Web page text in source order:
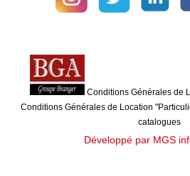
Conditions Générales de
Conditions Générales de Location
catalogues
Développé par MGS